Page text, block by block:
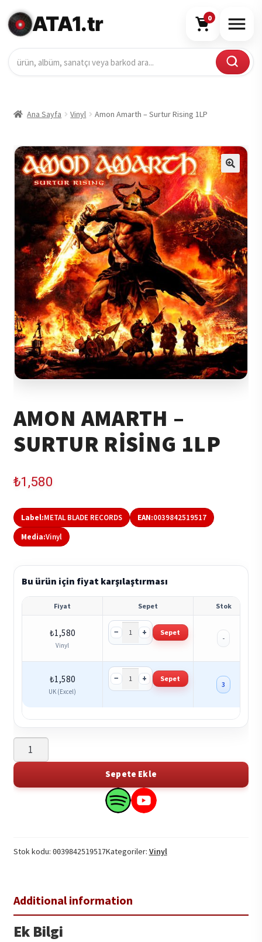
ATA1.tr 0
Ana Sayfa Vinyl Amon Amarth – Surtur Rising 1LP
🔍
AMON AMARTH –
SURTUR RISING 1LP
₺1,580
Label:METAL BLADE RECORDS EAN:0039842519517
Media:Vinyl
Bu ürün için fiyat karşılaştırması
Fiyat Sepet Stok
₺1,580
Vinyl
− + Sepet
-
₺1,580
UK (Excel)
− + Sepet
3
Amon
Amarth
Surtur
Sepete Ekle
Search
on
Search
on
Stok kodu: 0039842519517Kategoriler: Vinyl
Ek Bilgi